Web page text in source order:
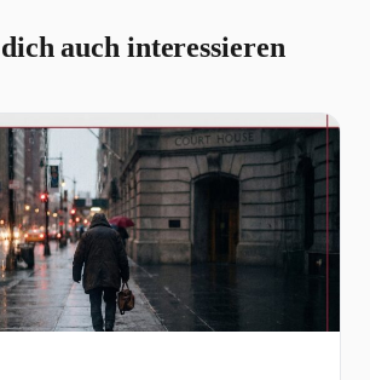
auch interessieren